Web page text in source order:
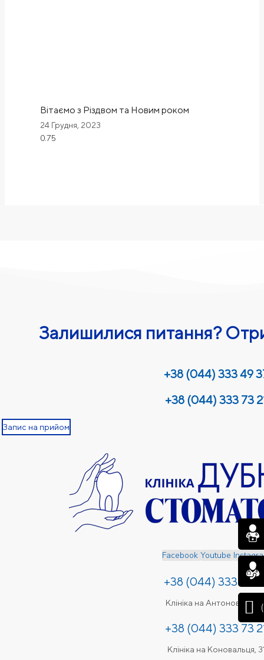
Вітаємо з Різдвом та Новим роком
24 Грудня, 2023
Залишилися питання?
+38 (044) 333 49
+38 (044) 333 73
Запис на прийом
Facebook Youtube
+38 (044) 333 49
Клініка на Антоновича,
+38 (044) 333 73
Клініка на Коновальця,